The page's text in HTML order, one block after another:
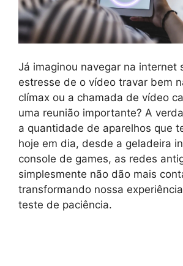
Já imaginou navegar na internet
estresse de o vídeo travar bem
clímax ou a chamada de vídeo
uma reunião importante? A
a quantidade de aparelhos que
hoje em dia, desde a geladeira
console de games, as redes
simplesmente não dão mais
transformando nossa
teste de paciência.